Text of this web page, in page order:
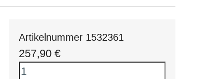
Artikelnummer 1532361
257,90 €